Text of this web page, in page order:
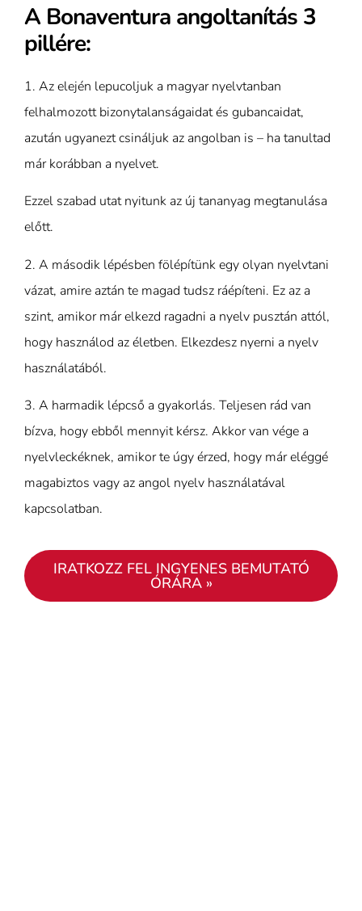
A Bonaventura angoltanítás 3
pillére:
1. Az elején lepucoljuk a magyar nyelvtanban
felhalmozott bizonytalanságaidat és gubancaidat,
azután ugyanezt csináljuk az angolban is – ha tanultad
már korábban a nyelvet.
Ezzel szabad utat nyitunk az új tananyag megtanulása
előtt.
2. A második lépésben fölépítünk egy olyan nyelvtani
vázat, amire aztán te magad tudsz ráépíteni. Ez az a
szint, amikor már elkezd ragadni a nyelv pusztán attól,
hogy használod az életben. Elkezdesz nyerni a nyelv
használatából.
3. A harmadik lépcső a gyakorlás. Teljesen rád van
bízva, hogy ebből mennyit kérsz. Akkor van vége a
nyelvleckéknek, amikor te úgy érzed, hogy már eléggé
magabiztos vagy az angol nyelv használatával
kapcsolatban.
IRATKOZZ FEL INGYENES BEMUTATÓ
ÓRÁRA »